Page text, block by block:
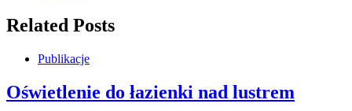
Related Posts
Publikacje
Oświetlenie do łazienki nad lustrem